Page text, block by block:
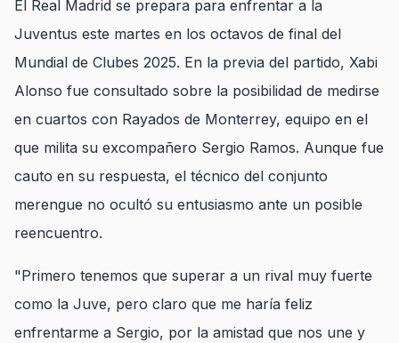
El Real Madrid se prepara para enfrentar a la
Juventus este martes en los octavos de final del
Mundial de Clubes 2025. En la previa del partido, Xabi
Alonso fue consultado sobre la posibilidad de medirse
en cuartos con Rayados de Monterrey, equipo en el
que milita su excompañero Sergio Ramos. Aunque fue
cauto en su respuesta, el técnico del conjunto
merengue no ocultó su entusiasmo ante un posible
reencuentro.
"Primero tenemos que superar a un rival muy fuerte
como la Juve, pero claro que me haría feliz
enfrentarme a Sergio, por la amistad que nos une y